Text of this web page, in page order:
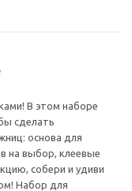
В этом наборе
сделать
основа для
на выбор, клеевые
собери и удиви
Набор для